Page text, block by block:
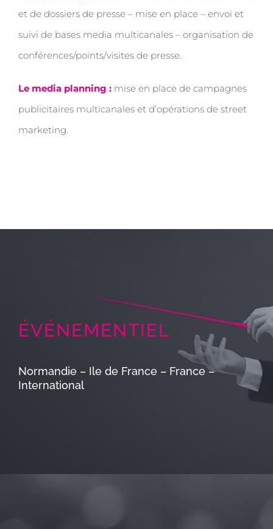
et de dossiers de presse – mise en place – envoi et
suivi de bases media multicanales – organisation de
conférences/points/visites de presse.
Le media planning : mise en place de campagnes
publicitaires multicanales et d’opérations de street
marketing.
ÉVÉNEMENTIEL
Normandie – Ile de France – France –
International